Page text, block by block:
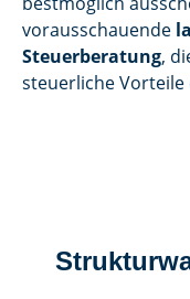
vorausschauende
Steuerberatung,
steuerliche Vorteile